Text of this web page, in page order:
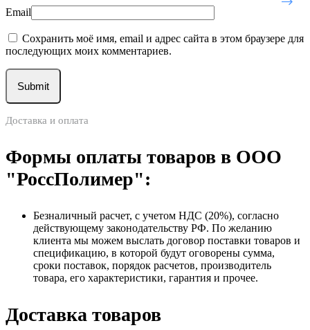
Email
Сохранить моё имя, email и адрес сайта в этом браузере для
последующих моих комментариев.
Доставка и оплата
Формы оплаты товаров в ООО
"РоссПолимер":
Безналичный расчет, с учетом НДС (20%), согласно
действующему законодательству РФ. По желанию
клиента мы можем выслать договор поставки товаров и
спецификацию, в которой будут оговорены сумма,
сроки поставок, порядок расчетов, производитель
товара, его характеристики, гарантия и прочее.
Доставка товаров